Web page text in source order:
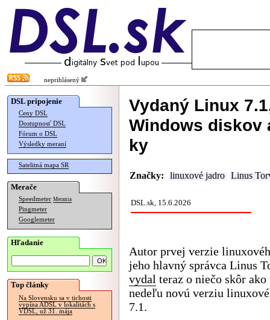
neprihlásený
DSL pripojenie
Ceny DSL
Dostupnosť DSL
Fórum o DSL
Výsledky meraní
Satelitná mapa SR
Merače
Speedmeter Merania
Pingmeter
Googlemeter
Hľadanie
Top články
Na Slovensku sa v tichosti
vypína ADSL v lokalitách s
VDSL, už 31. mája
Vydaný Linux
Windows diskov
ky
Značky: linuxové jadro Linus
DSL.sk, 15.6.2026
Autor prvej verzie
jeho hlavný správca Linus
vydal teraz o niečo skôr
nedeľu novú verziu
7.1.